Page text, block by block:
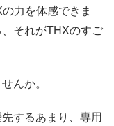
力を体感できま
それがTHXのすご
んか。
するあまり、専用